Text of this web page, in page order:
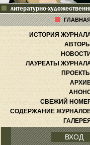
литературно-
ИСТОРИЯ
ЛАУРЕАТЫ
СВЕЖИЙ
СОДЕРЖАНИЕ
ВХОД